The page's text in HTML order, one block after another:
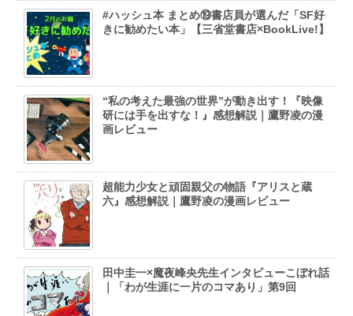
#ハッシュ本 まとめ⑲書店員が選んだ「SF好
きに勧めたい本」【三省堂書店×BookLive!】
“私の考えた最強の世界”が動き出す！『映像
研には手を出すな！』感想解説｜鷹野凌の漫
画レビュー
超能力少女と頑固親父の物語『アリスと蔵
六』感想解説｜鷹野凌の漫画レビュー
田中圭一×魔夜峰央先生インタビューこぼれ話
｜「わが生涯に一片のコマあり」第9回